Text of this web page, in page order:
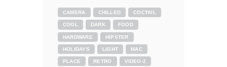
CAMERA CHILLED COCTAIL
COOL DARK FOOD
HARDWARE HIPSTER
HOLIDAYS LIGHT MAC
PLACE RETRO VIDEO-2